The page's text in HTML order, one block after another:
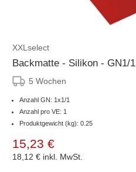
XXLselect
Backmatte - Silikon - GN1/1
5 Wochen
Anzahl GN: 1x1/1
Anzahl pro VE: 1
Produktgewicht (kg): 0.25
15,23 €
18,12 € inkl. MwSt.